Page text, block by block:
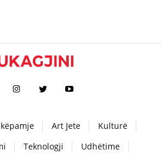
Art Jete
Kulturë
Teknologji Udhëtime